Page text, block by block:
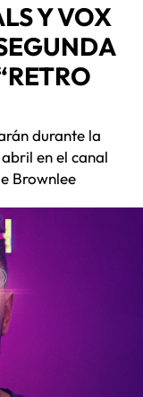
Y VOX
durante la
abril en el canal
Brownlee